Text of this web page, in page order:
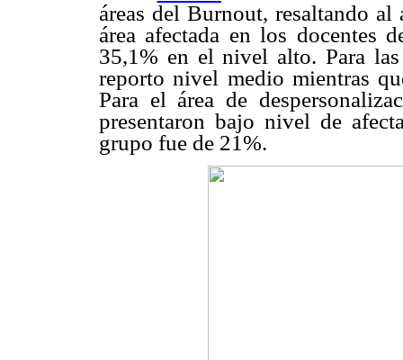
áreas del Burnout, resaltando
área afectada en los
35,1% en el nivel alto. Para
reporto nivel medio mientras
Para el área de
presentaron bajo nivel de
grupo fue de 21%.